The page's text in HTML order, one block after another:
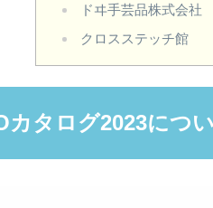
ドヰ手芸品株式会社
クロスステッチ館
カタログ2023につ